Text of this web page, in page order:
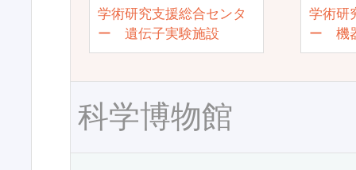
学術研究支援総合センタ
ー 遺伝子実験施設
学術研
ー 機
科学博物館